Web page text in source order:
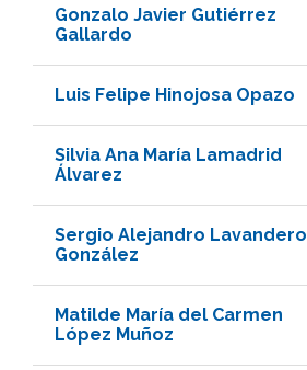
Gonzalo Javier Gutiérrez
Gallardo
Luis Felipe Hinojosa Opazo
Silvia Ana María Lamadrid
Álvarez
Sergio Alejandro Lavandero
González
Matilde María del Carmen
López Muñoz